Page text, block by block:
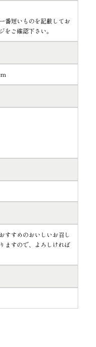
番短いものを記載してお
をご確認下さい。
すすめのおいしいお召し
ますので、よろしければ